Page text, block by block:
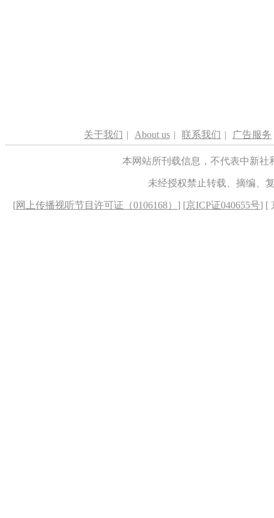
关于我们 | About us | 联系我们 | 广告服务
本网站所刊载信息，不代表中新
未经授权禁止转载、摘编、
[网上传播视听节目许可证（0106168） ] [京ICP证040655号] [